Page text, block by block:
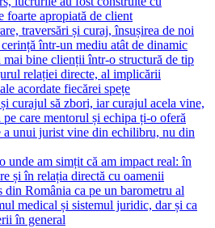
foarte apropiată de client
traversări și curaj, însușirea de noi
într-un mediu atât de dinamic
bine clienții într-o structură de tip
relației directe, al implicării
acordate fiecărei spețe
curajul să zbori, iar curajul acela vine,
care mentorul și echipa ți-o oferă
a unui jurist vine din echilibru, nu din
unde am simțit că am impact real: în
și în relația directă cu oamenii
din România ca pe un barometru al
medical și sistemul juridic, dar și ca
în general